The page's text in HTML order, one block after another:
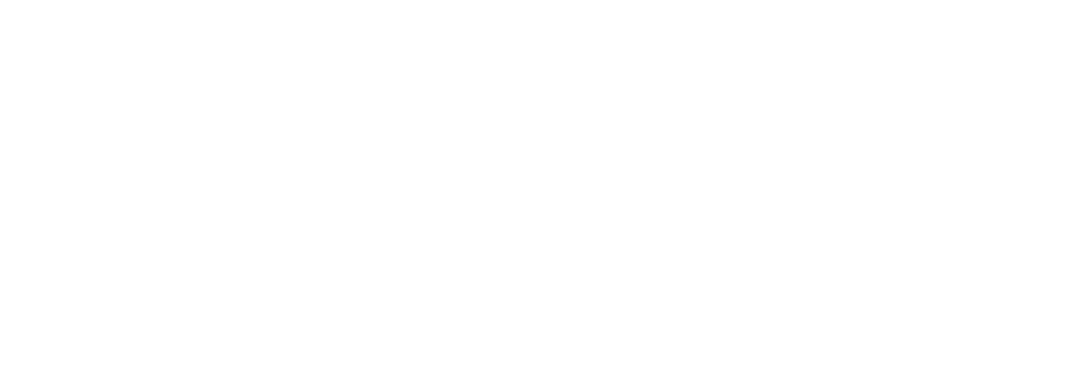
jedna z nejkrásnějších na ostrově, cca 50 m, lehátka a slunečníky za poplatek. Při vstupu do moře místy oblázky. Pláž přizpůsobena pro
hod.